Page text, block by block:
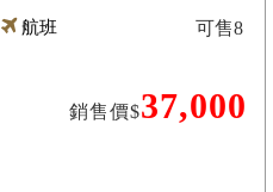
航班
銷售價$37,000
可售8